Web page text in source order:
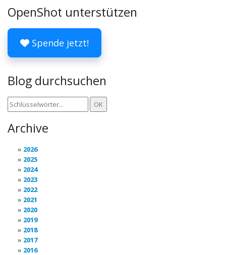
OpenShot unterstützen
Spende jetzt!
Blog durchsuchen
Archive
2026
2025
2024
2023
2022
2021
2020
2019
2018
2017
2016